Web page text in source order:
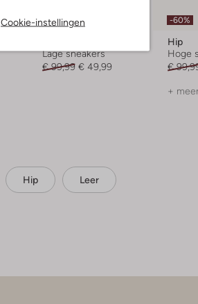
Cookie-instellingen
-50%
Lage sneakers
€ 99,99 € 49,99
-60%
Hip
Hoge
€
+
Hip Leer